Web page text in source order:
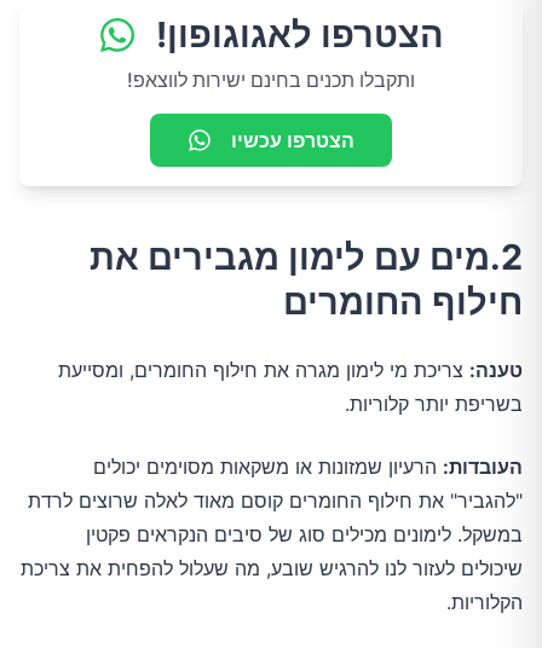
הצטרפו לאגוגופון!
ותקבלו תכנים בחינם ישירות לווצאפ!
הצטרפו עכשיו
2.מים עם לימון מגבירים את
חילוף החומרים
טענה: צריכת מי לימון מגרה את חילוף החומרים, ומסייעת
בשריפת יותר קלוריות.
העובדות: הרעיון שמזונות או משקאות מסוימים יכולים
"להגביר" את חילוף החומרים קוסם מאוד לאלה שרוצים לרדת
במשקל. לימונים מכילים סוג של סיבים הנקראים פקטין
שיכולים לעזור לנו להרגיש שובע, מה שעלול להפחית את צריכת
הקלוריות.